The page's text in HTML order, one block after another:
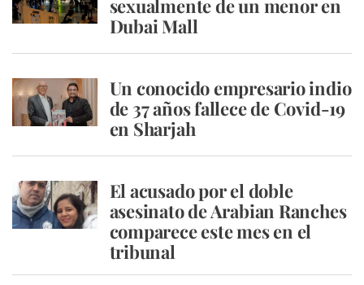
sexualmente de un menor en
Dubai Mall
Un conocido empresario indio
de 37 años fallece de Covid-19
en Sharjah
El acusado por el doble
asesinato de Arabian Ranches
comparece este mes en el
tribunal